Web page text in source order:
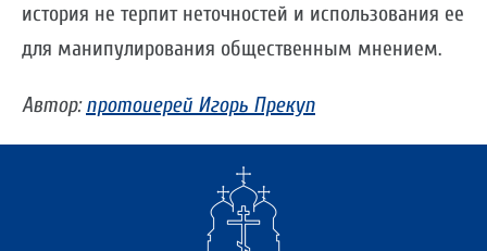
история не терпит неточностей и использования ее
для манипулирования общественным мнением.
Автор:протоиерей Игорь Прекуп